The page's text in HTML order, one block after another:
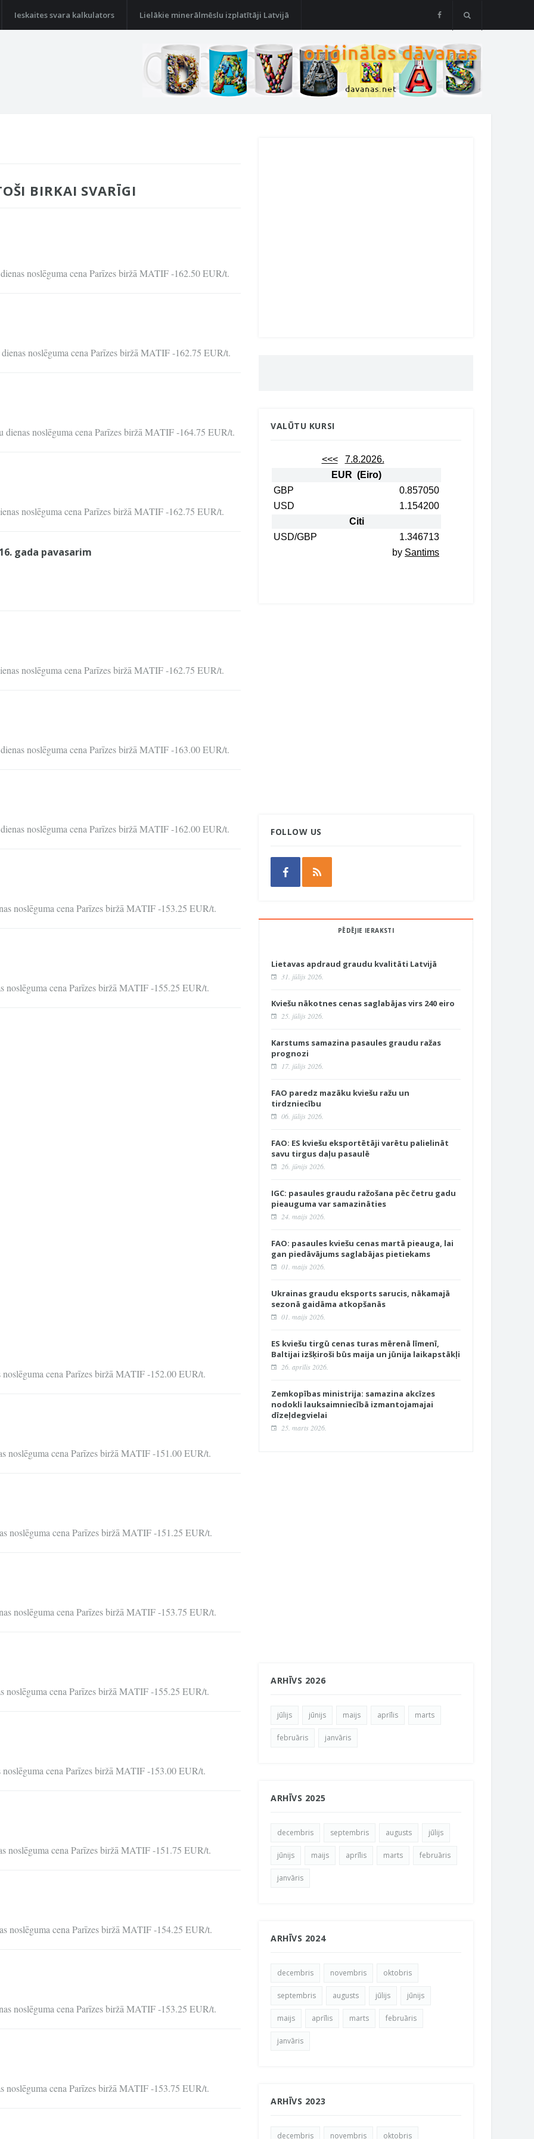
Ieskaites svara kalkulators Lielākie minerālmēslu izplatītāji Latvijā
BIRKAI SVARĪGI
noslēguma cena Parīzes biržā MATIF -162.50 EUR/t.
noslēguma cena Parīzes biržā MATIF -162.75 EUR/t.
dienas noslēguma cena Parīzes biržā MATIF -164.75 EUR/t.
noslēguma cena Parīzes biržā MATIF -162.75 EUR/t.
gada pavasarim
noslēguma cena Parīzes biržā MATIF -162.75 EUR/t.
noslēguma cena Parīzes biržā MATIF -163.00 EUR/t.
noslēguma cena Parīzes biržā MATIF -162.00 EUR/t.
noslēguma cena Parīzes biržā MATIF -153.25 EUR/t.
noslēguma cena Parīzes biržā MATIF -155.25 EUR/t.
cena Parīzes biržā MATIF -152.00 EUR/t.
noslēguma cena Parīzes biržā MATIF -151.00 EUR/t.
noslēguma cena Parīzes biržā MATIF -151.25 EUR/t.
noslēguma cena Parīzes biržā MATIF -153.75 EUR/t.
noslēguma cena Parīzes biržā MATIF -155.25 EUR/t.
cena Parīzes biržā MATIF -153.00 EUR/t.
noslēguma cena Parīzes biržā MATIF -151.75 EUR/t.
noslēguma cena Parīzes biržā MATIF -154.25 EUR/t.
noslēguma cena Parīzes biržā MATIF -153.25 EUR/t.
noslēguma cena Parīzes biržā MATIF -153.75 EUR/t.
VALŪTU KURSI
FOLLOW US
PĒDĒJIE IERAKSTI
Lietavas apdraud graudu kvalitāti Latvijā
31. jūlijs 2026.
Kviešu nākotnes cenas saglabājas virs 240 eiro
25. jūlijs 2026.
Karstums samazina pasaules graudu ražas
prognozi
17. jūlijs 2026.
FAO paredz mazāku kviešu ražu un
tirdzniecību
06. jūlijs 2026.
FAO: ES kviešu eksportētāji varētu palielināt
savu tirgus daļu pasaulē
26. jūnijs 2026.
IGC: pasaules graudu ražošana pēc četru gadu
pieauguma var samazināties
24. maijs 2026.
FAO: pasaules kviešu cenas martā pieauga, lai
gan piedāvājums saglabājas pietiekams
01. maijs 2026.
Ukrainas graudu eksports sarucis, nākamajā
sezonā gaidāma atkopšanās
01. maijs 2026.
ES kviešu tirgū cenas turas mērenā līmenī,
Baltijai izšķiroši būs maija un jūnija laikapstākļi
26. aprīlis 2026.
Zemkopības ministrija: samazina akcīzes
nodokli lauksaimniecībā izmantojamajai
dīzeļdegvielai
25. marts 2026.
ARHĪVS 2026
jūlijs jūnijs maijs aprīlis marts
februāris janvāris
ARHĪVS 2025
decembris septembris augusts jūlijs
jūnijs maijs aprīlis marts februāris
janvāris
ARHĪVS 2024
decembris novembris oktobris
septembris augusts jūlijs jūnijs
maijs aprīlis marts februāris
janvāris
ARHĪVS 2023
decembris novembris oktobris